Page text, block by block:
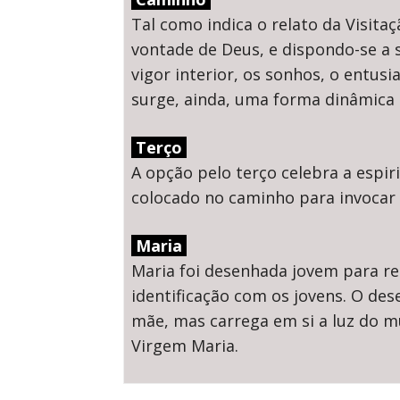
Tal como indica o relato da
vontade de Deus, e dispondo-se
vigor interior, os sonhos, o
surge, ainda, uma forma
Terço
A opção pelo terço celebra a
colocado no caminho para
Maria
Maria foi desenhada jovem para
identificação com os jovens. O
mãe, mas carrega em si a luz do
Virgem Maria.